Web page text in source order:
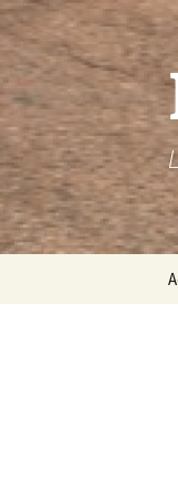
Aller
au
contenu